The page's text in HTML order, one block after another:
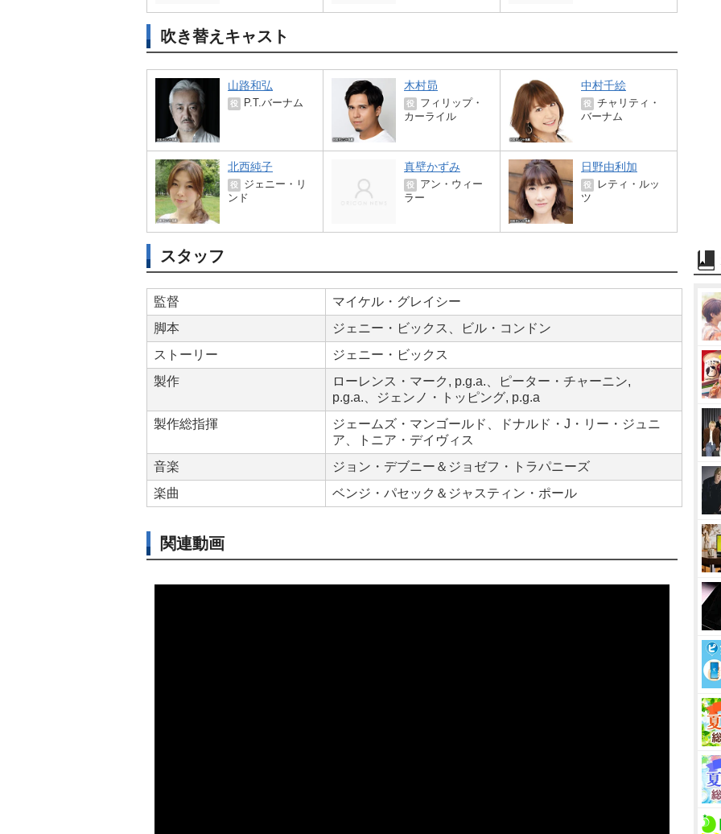
吹き替えキャスト
山路和弘
役 P.T.バーナム
木村昴
役
フィリップ・
カーライル
中村千絵
役
チャリティ・
バーナム
北西純子
役
ジェニー・リ
ンド
真壁かずみ
役
アン・ウィー
ラー
日野由利加
役
レティ・ルッ
ツ
スタッフ
監督
マイケル・グレイシー
脚本
ジェニー・ビックス、ビル・コンドン
ストーリー
ジェニー・ビックス
製作
ローレンス・マーク, p.g.a.、ピーター・チャーニン,
p.g.a.、ジェンノ・トッピング, p.g.a
製作総指揮
ジェームズ・マンゴールド、ドナルド・J・リー・ジュニ
ア、トニア・デイヴィス
音楽
ジョン・デブニー＆ジョゼフ・トラパニーズ
楽曲
ベンジ・パセック＆ジャスティン・ポール
関連動画